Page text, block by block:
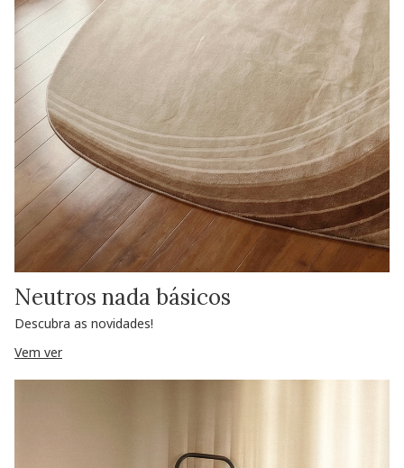
Neutros nada básicos
Descubra as novidades!
Vem ver